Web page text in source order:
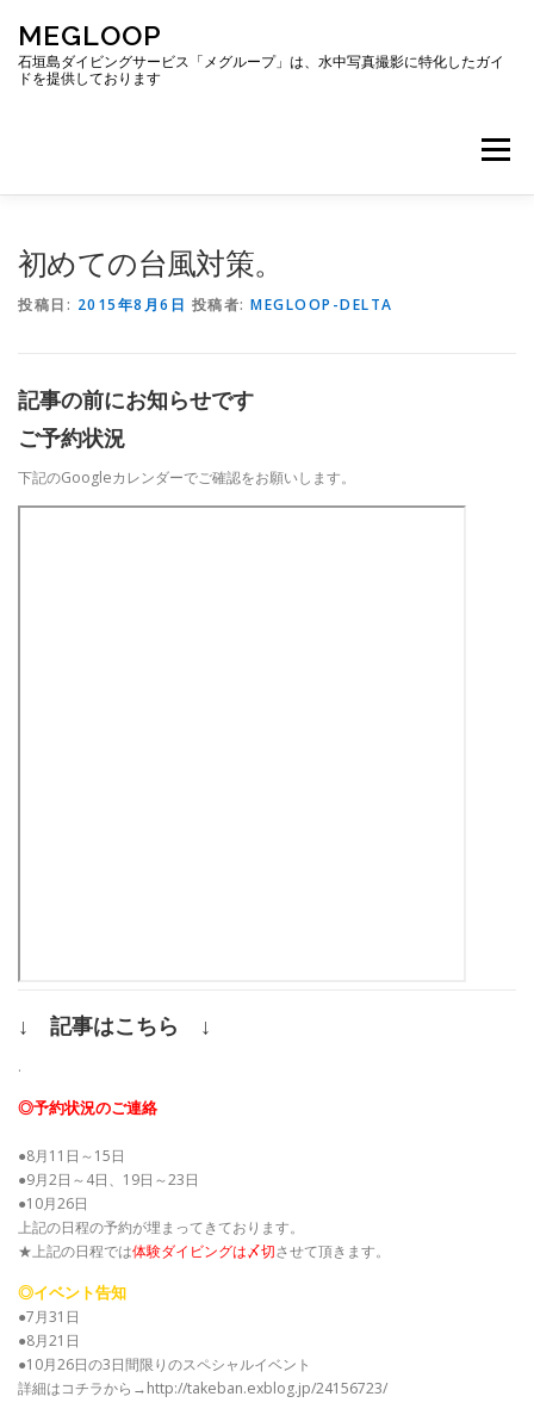
ッ
MEGLOOP
石垣島ダイビングサービス「メグループ」は、水中写真撮影に特化したガイ
ドを提供しております
メニュー
初めての台風対策。
投稿日: 2015年8月6日 投稿者: MEGLOOP-DELTA
記事の前にお知らせです
ご予約状況
下記のGoogleカレンダーでご確認をお願いします。
↓ 記事はこちら ↓
.
◎予約状況のご連絡
●8月11日～15日
●9月2日～4日、19日～23日
●10月26日
上記の日程の予約が埋まってきております。
★上記の日程では体験ダイビングは〆切させて頂きます。
◎イベント告知
●7月31日
●8月21日
●10月26日の3日間限りのスペシャルイベント
詳細はコチラから→http://takeban.exblog.jp/24156723/